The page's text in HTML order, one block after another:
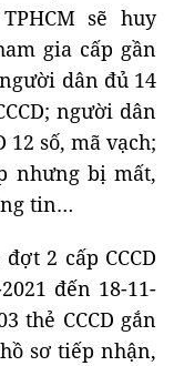
sẽ huy
gia cấp gần
dân đủ 14
người dân
12 số, mã vạch;
nhưng bị mất,
tin…
2 cấp CCCD
đến 18-11-
thẻ CCCD gắn
sơ tiếp nhận,